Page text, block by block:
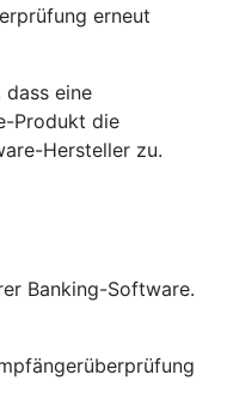
erneut
eine
Produkt die
Hersteller zu.
Banking-Software.